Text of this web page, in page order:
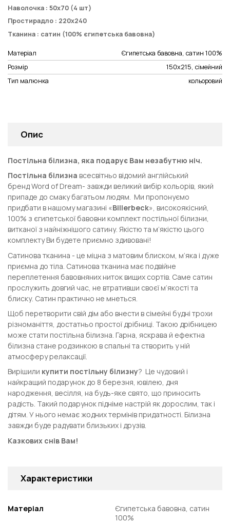
Наволочка : 50х70 (4 шт)
Простирадло : 220х240
Тканина : сатин (100% єгипетська бавовна)
Матеріал
Єгипетська бавовна, сатин 100%
Розмір
150x215, сімейний
Тип малюнка
кольоровий
Опис
Постільна білизна, яка подарує Вам незабутню ніч.
Постільна білизна всесвітньо відомий англійський
брендWord of Dream- завжди великий вибір кольорів, який
припаде до смаку багатьом людям. Ми пропонуємо
придбати в нашому магазині «Billerbeck», високоякісний,
100% з єгипетської бавовни комплект постільної білизни,
витканої з найніжнішого сатину. Якістю та м’якістю цього
комплекту Ви будете приємно здивовані!
Сатинова тканина - це міцна з матовим блиском, м’яка і дуже
приємна до тіла. Сатинова тканина має подвійне
переплетення бавовняних ниток вищих сортів. Саме сатин
прослужить довгий час, не втративши своєї м’якості та
блиску. Сатин практично не мнеться.
Щоб перетворити свій дім або внести в сімейні будні трохи
різноманіття, достатньо простої дрібниці. Такою дрібницею
може стати постільна білизна. Гарна, яскрава й ефектна
білизна стане родзинкою в спальні та створить у ній
атмосферу релаксації.
Вирішили купити постільну білизну? Це чудовий і
найкращий подарунок до 8 березня, ювілею, дня
народження, весілля, на будь-яке свято, що приносить
радість. Такий подарунок підніме настрій як дорослим, так і
дітям. У нього немає жодних термінів придатності. Білизна
завжди буде радувати близьких і друзів.
Казкових снів Вам!
Характеристики
Матеріал
Єгипетська бавовна, сатин
100%